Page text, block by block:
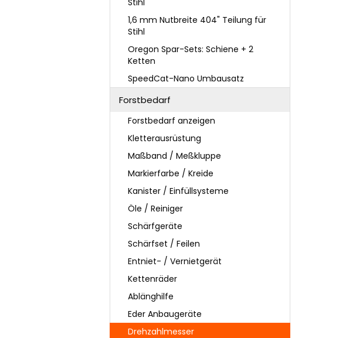
Stihl
1,6 mm Nutbreite 404" Teilung für
Stihl
Oregon Spar-Sets: Schiene + 2
Ketten
SpeedCat-Nano Umbausatz
Forstbedarf
Forstbedarf anzeigen
Kletterausrüstung
Maßband / Meßkluppe
Markierfarbe / Kreide
Kanister / Einfüllsysteme
Öle / Reiniger
Schärfgeräte
Schärfset / Feilen
Entniet- / Vernietgerät
Kettenräder
Ablänghilfe
Eder Anbaugeräte
Drehzahlmesser